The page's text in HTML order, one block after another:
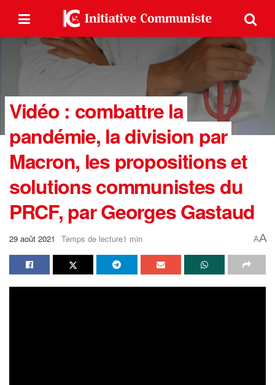
Vidéo : combattre la
pandémie, la division par
Macron, les propositions et
solutions communistes du
PRCF, par Georges Gastaud
29 août 2021 Temps de lecture1 min AA